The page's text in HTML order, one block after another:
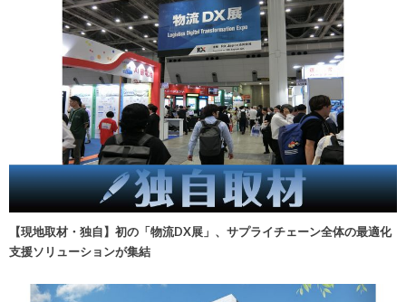
【現地取材・独自】初の「物流DX展」、サプライチェーン全体の最適化
支援ソリューションが集結